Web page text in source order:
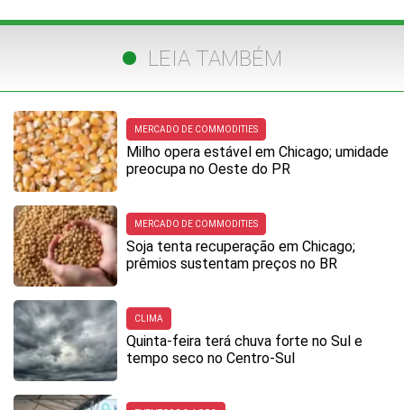
LEIA TAMBÉM
MERCADO DE COMMODITIES
Milho opera estável em Chicago; umidade
preocupa no Oeste do PR
MERCADO DE COMMODITIES
Soja tenta recuperação em Chicago;
prêmios sustentam preços no BR
CLIMA
Quinta-feira terá chuva forte no Sul e
tempo seco no Centro-Sul